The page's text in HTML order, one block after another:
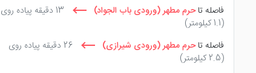
فاصله تاحرم مطهر (ورودی باب الجواد)
13 دقیقه پیاده روی
(1.1 کیلومتر)
فاصله تاحرم مطهر (ورودی شیرازی)
26 دقیقه پیاده روی
(2.5 کیلومتر)